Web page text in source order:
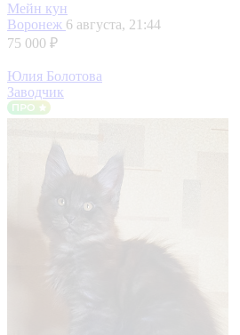
Мейн кун
Воронеж 6 августа, 21:44
75 000 ₽
Юлия Болотова
Заводчик